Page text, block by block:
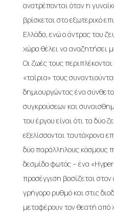
ανατρέπονται όταν η
βρίσκεται στο εξωτερικό
Ελλάδα, ενώ ο άντρας του
χώρα θέλει να αναζητήσει
Οι ζωές τους
«ταίρια» τους
δημιουργώντας ένα
συγκρούσεων και
του έργου είναι ότι τα δύο
εξελίσσονται ταυτόχρονα
δύο παράλληλους κόσμους
δεσμίδα φωτός – ένα
προσέγγιση βασίζεται
γρήγορο ρυθμό και στις
μεταφέρουν τον θεατή από